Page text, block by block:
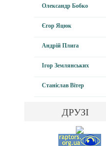
Олександр Бобко
Єгор Яцюк
Андрій Плига
Ігор Землянських
Станіслав Вітер
ДРУЗІ